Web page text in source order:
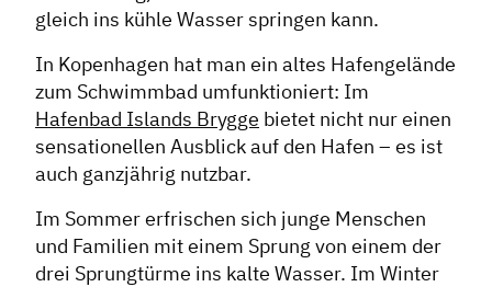
gleich ins kühle Wasser springen kann.
In Kopenhagen hat man ein altes Hafengelände
zum Schwimmbad umfunktioniert: Im
Hafenbad Islands Brygge bietet nicht nur einen
sensationellen Ausblick auf den Hafen – es ist
auch ganzjährig nutzbar.
Im Sommer erfrischen sich junge Menschen
und Familien mit einem Sprung von einem der
drei Sprungtürme ins kalte Wasser. Im Winter